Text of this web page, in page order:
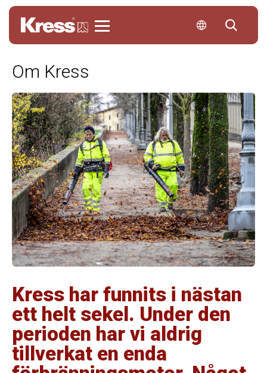
Om Kress
Kress har funnits i nästan
ett helt sekel. Under den
perioden har vi aldrig
tillverkat en enda